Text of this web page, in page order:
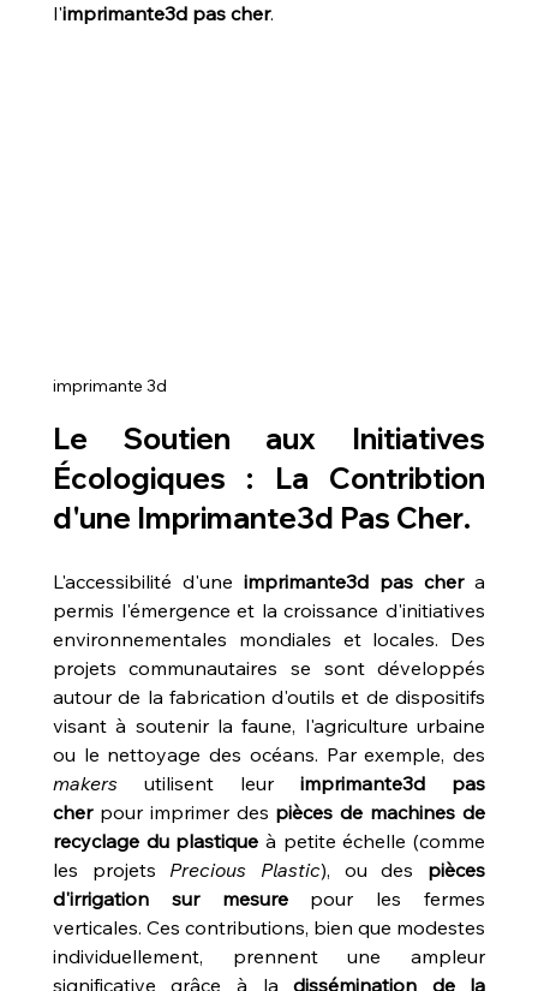
l'imprimante3d pas cher.
imprimante 3d
Le Soutien aux Initiatives
Écologiques : La Contribtion
d'une Imprimante3d Pas Cher.
L'accessibilité d'une imprimante3d pas cher a
permis l'émergence et la croissance d'initiatives
environnementales mondiales et locales. Des
projets communautaires se sont développés
autour de la fabrication d'outils et de dispositifs
visant à soutenir la faune, l'agriculture urbaine
makers utilisent leur imprimante3d pas
cher pour imprimer des pièces de machines de
recyclage du plastique à petite échelle (comme
les projets Precious Plastic), ou des pièces
d'irrigation sur mesure pour les fermes
verticales. Ces contributions, bien que modestes
individuellement, prennent une ampleur
significative grâce à la dissémination de la